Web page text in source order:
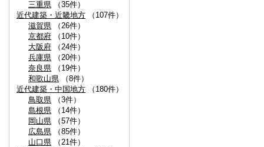
三重県 （35件）
近代建築・近畿地方 （107件）
滋賀県 （26件）
京都府 （10件）
大阪府 （24件）
兵庫県 （20件）
奈良県 （19件）
和歌山県 （8件）
近代建築・中国地方 （180件）
鳥取県 （3件）
島根県 （14件）
岡山県 （57件）
広島県 （85件）
山口県 （21件）